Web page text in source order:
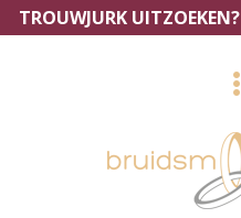
TROUWJURK UITZOEKEN?